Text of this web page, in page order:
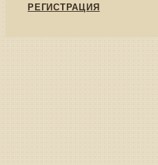
РЕГИСТРАЦИЯ